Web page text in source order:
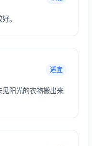
。
适宜
阳光的衣物搬出来